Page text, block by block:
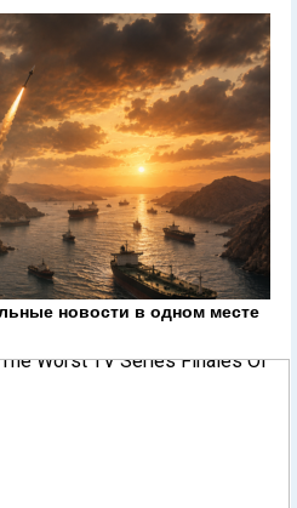
новости в одном месте